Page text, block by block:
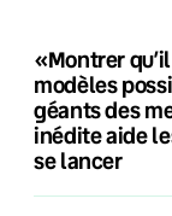
«Montrer
modèles
géants des
inédite aide
se lancer